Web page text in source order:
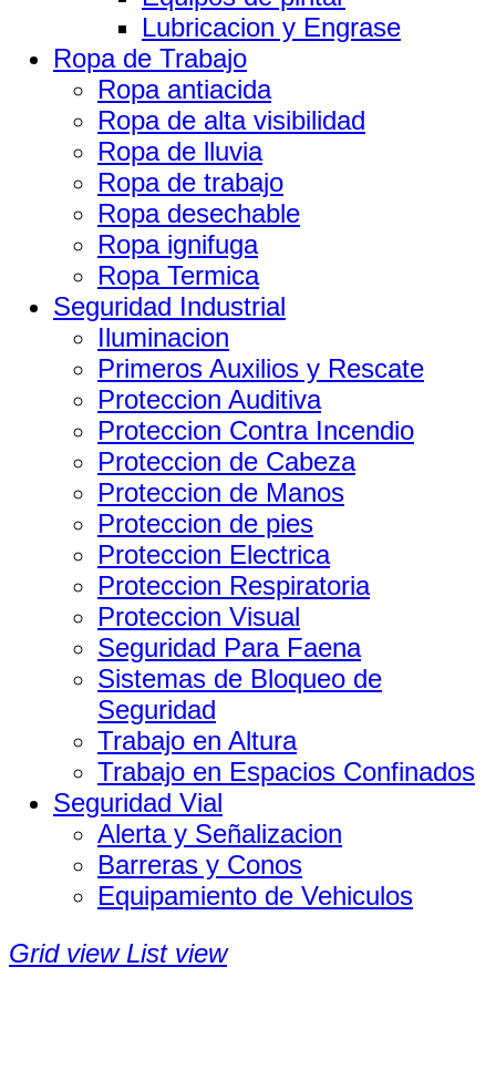
Lubricacion y Engrase
Ropa de Trabajo
Ropa antiacida
Ropa de alta visibilidad
Ropa de lluvia
Ropa de trabajo
Ropa desechable
Ropa ignifuga
Ropa Termica
Seguridad Industrial
Iluminacion
Primeros Auxilios y Rescate
Proteccion Auditiva
Proteccion Contra Incendio
Proteccion de Cabeza
Proteccion de Manos
Proteccion de pies
Proteccion Electrica
Proteccion Respiratoria
Proteccion Visual
Seguridad Para Faena
Sistemas de Bloqueo de
Seguridad
Trabajo en Altura
Trabajo en Espacios Confinados
Seguridad Vial
Alerta y Señalizacion
Barreras y Conos
Equipamiento de Vehiculos
Grid view List view